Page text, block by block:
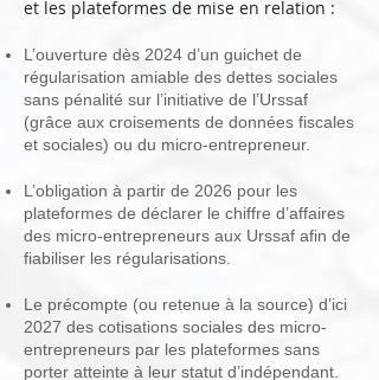
et les plateformes de mise en relation :
L’ouverture dès 2024 d’un guichet de
régularisation amiable des dettes sociales
sans pénalité sur l’initiative de l’Urssaf
(grâce aux croisements de données fiscales
et sociales) ou du micro-entrepreneur.
L’obligation à partir de 2026 pour les
plateformes de déclarer le chiffre d’affaires
des micro-entrepreneurs aux Urssaf afin de
fiabiliser les régularisations.
Le précompte (ou retenue à la source) d’ici
2027 des cotisations sociales des micro-
entrepreneurs par les plateformes sans
porter atteinte à leur statut d’indépendant.